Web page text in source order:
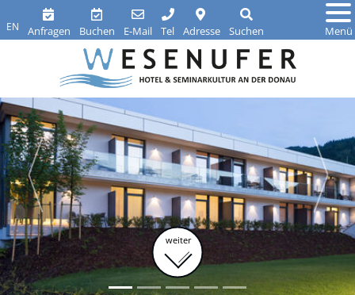
EN Anfragen Buchen E-Mail Tel Adresse Suchen Menü
weiter